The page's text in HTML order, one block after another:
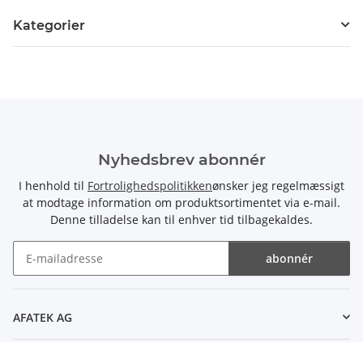
Kategorier
Nyhedsbrev abonnér
I henhold til Fortrolighedspolitikkenønsker jeg regelmæssigt
at modtage information om produktsortimentet via e-mail.
Denne tilladelse kan til enhver tid tilbagekaldes.
abonnér
AFATEK AG